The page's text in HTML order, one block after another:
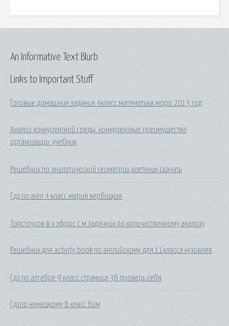
Links to Important Stuff
Готовые домашние задания 4класс математика моро 2013 год
Анализ конкурентной среды. конкурентные преимущества
организации. учебник
Решебник по аналитической геометрии клетеник скачать
Гдз по англ 4 класс мария вербицкая
Толстоусов в.н эфрос с.м задачник по количественному анализу
Решебник для activity book по английскому для 11класса кузовлев
Гдз по алгебре 9 класс страница 36 проверь себя
Гдзпо немецкому 8 класс бим
An Informative Text Blurb